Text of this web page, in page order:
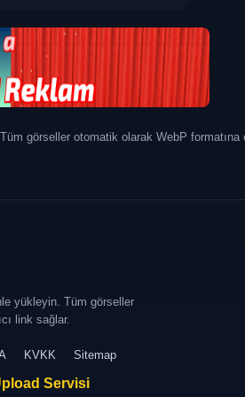
görseller otomatik olarak WebP formatına
yükleyin. Tüm görseller
link sağlar.
KVKK Sitemap
Servisi